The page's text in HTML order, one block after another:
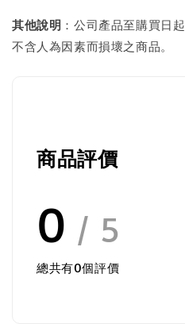
其他說明 ：公司產品至購買日
不含人為因素而損壞之商品。
商品評價
0 / 5
總共有0個評價